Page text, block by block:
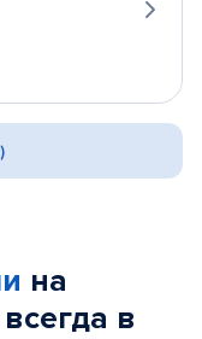
на
всегда в